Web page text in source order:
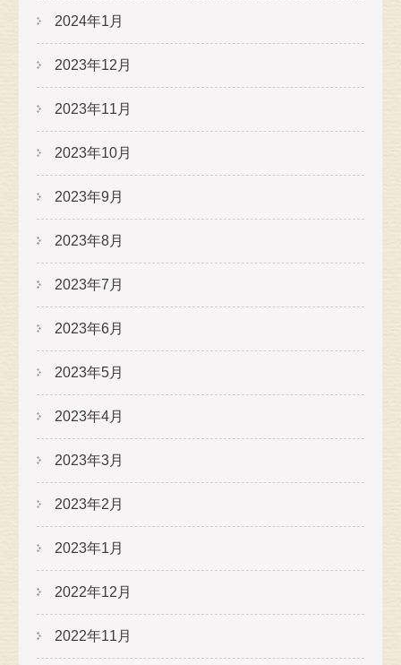
2024年1月
2023年12月
2023年11月
2023年10月
2023年9月
2023年8月
2023年7月
2023年6月
2023年5月
2023年4月
2023年3月
2023年2月
2023年1月
2022年12月
2022年11月